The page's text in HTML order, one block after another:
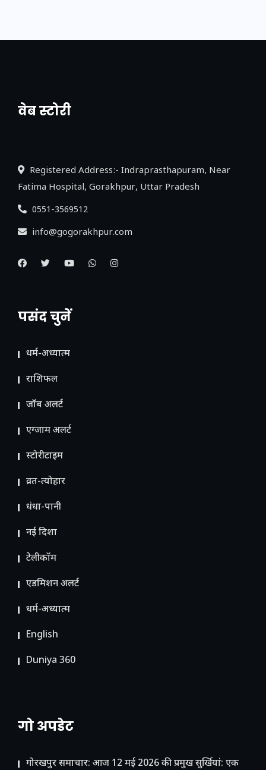
वेब स्टोरी
नया एक्सप्रेसवे: पूर्वांचल का लक, डेवलपमेंट का
Registered Address:- Indraprasthapuram, Near
Fatima Hospital, Gorakhpur, Uttar Pradesh
0551-3569512
info@gogorakhpur.com
पसंद चुनें
धर्म-अध्यात्म
राशिफल
जॉब अलर्ट
एग्जाम अलर्ट
स्टोरीटाइम
व्रत-त्योहार
धंधा-पानी
नई दिशा
टेलीकॉम
ए​डमिशन अलर्ट
धर्म-अध्यात्म
English
Duniya 360
गो अपडेट
गोरखपुर समाचार: आज 12 मई 2026 की प्रमुख सुर्खियां: एक